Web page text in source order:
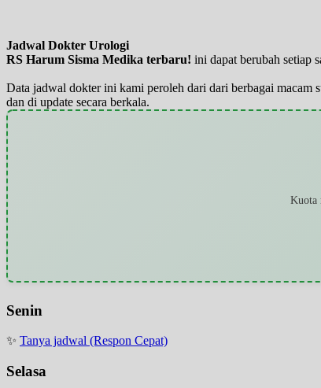
Jadwal Dokter Urologi
RS Harum Sisma Medika terbaru! ini dapat berubah setiap
Data jadwal dokter ini kami peroleh dari dari berbagai macam
dan di update secara berkala.
Kuota
Senin
✨ Tanya jadwal (Respon Cepat)
Selasa